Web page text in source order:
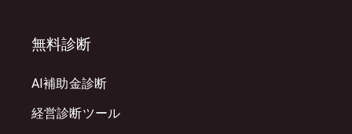
無料診断
AI補助金診断
経営診断ツール